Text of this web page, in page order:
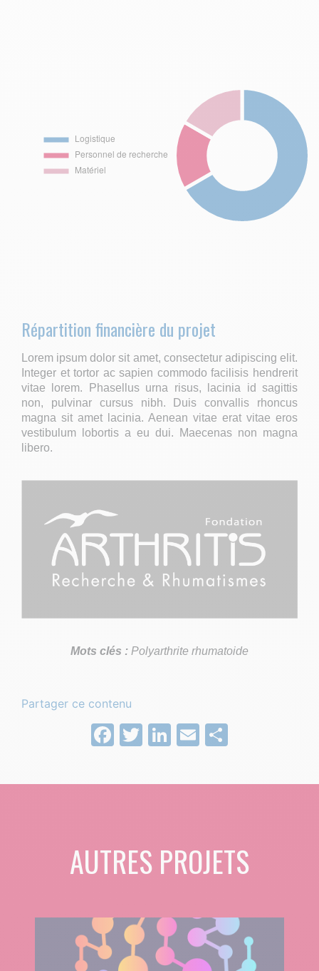
Répartition financière du projet
Lorem ipsum dolor sit amet, consectetur adipiscing elit.
Integer et tortor ac sapien commodo facilisis hendrerit
vitae lorem. Phasellus urna risus, lacinia id sagittis
non, pulvinar cursus nibh. Duis convallis rhoncus
magna sit amet lacinia. Aenean vitae erat vitae eros
vestibulum lobortis a eu dui. Maecenas non magna
libero.
Mots clés : Polyarthrite rhumatoide
Partager ce contenu
Facebook
Twitter
LinkedIn
Email
AUTRES PROJETS